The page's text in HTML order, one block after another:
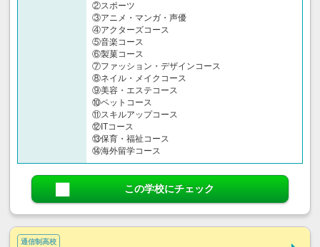
②スポーツ
③アニメ・マンガ・声優
④アクターズコース
⑤音楽コース
⑥製菓コース
⑦ファッション・デザインコース
⑧ネイル・メイクコース
⑨美容・エステコース
⑩ペットコース
⑪スキルアップコース
⑫ITコース
⑬保育・福祉コース
⑭海外留学コース
この学校にチェック
通信制高校